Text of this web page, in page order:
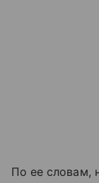
По ее словам,